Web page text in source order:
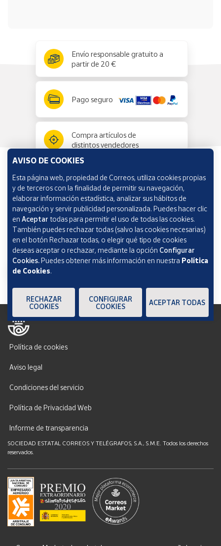
Envío responsable gratuito a
partir de 20 €
Pago seguro
Compra artículos de
distintos vendedores
Información y ayuda
Correos Market
Política de cookies
Aviso legal
Condiciones del servicio
Política de Privacidad Web
Informe de transparencia
SOCIEDAD ESTATAL CORREOS Y TELÉGRAFOS, S.A., S.M.E. Todos los derechos
reservados.
AVISO DE COOKIES
Esta página web, propiedad de Correos, utiliza cookies propias
y de terceros con la finalidad de permitir su navegación,
elaborar información estadística, analizar sus hábitos de
navegación y servir publicidad personalizada. Puedes hacer clic
en Aceptar todas para permitir el uso de todas las cookies.
También puedes rechazar todas (salvo las cookies necesarias)
en el botón Rechazar todas, o elegir qué tipo de cookies
deseas aceptar o rechazar, mediante la opción Configurar
Cookies.Puedes obtener más información en nuestra Política
de Cookies.
RECHAZAR
COOKIES
CONFIGURAR
COOKIES
ACEPTAR TODAS